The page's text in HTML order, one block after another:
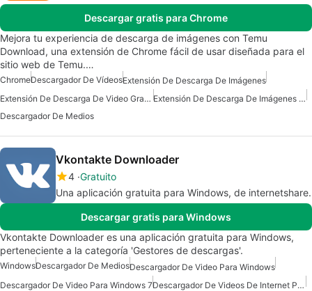
Descargar gratis para Chrome
Mejora tu experiencia de descarga de imágenes con Temu
Download, una extensión de Chrome fácil de usar diseñada para el
sitio web de Temu.…
ChromeDescargador De VídeosExtensión De Descarga De Imágenes
Extensión De Descarga De Video Gratuita
Extensión De Descarga De Imágenes Gratuita
Descargador De Medios
Vkontakte Downloader
4 Gratuito
Una aplicación gratuita para Windows, de internetshare.
Descargar gratis para Windows
Vkontakte Downloader es una aplicación gratuita para Windows,
perteneciente a la categoría 'Gestores de descargas'.
WindowsDescargador De MediosDescargador De Video Para Windows
Descargador De Video Para Windows 7
Descargador De Videos De Internet Para Windows